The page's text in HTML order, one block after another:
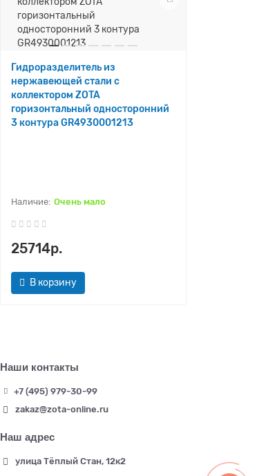
Гидроразделитель из
нержавеющей стали с
коллектором ZOTA
горизонтальный односторонний
3 контура GR4930001213
Очень мало
25714р.
В корзину
Наши контакты
+7 (495) 979-30-99
zakaz@zota-online.ru
Наш адрес
улица Тёплый Стан, 12к2